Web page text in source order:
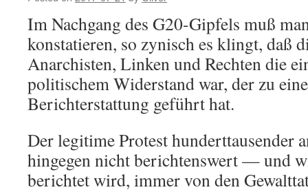
Im Nachgang des G20-Gipfels muß
konstatieren, so zynisch es klingt, daß
Anarchisten, Linken und Rechten die
politischem Widerstand war, der zu
Berichterstattung geführt hat.
Der legitime Protest hunderttausender
hingegen nicht berichtenswert — und
berichtet wird, immer von den